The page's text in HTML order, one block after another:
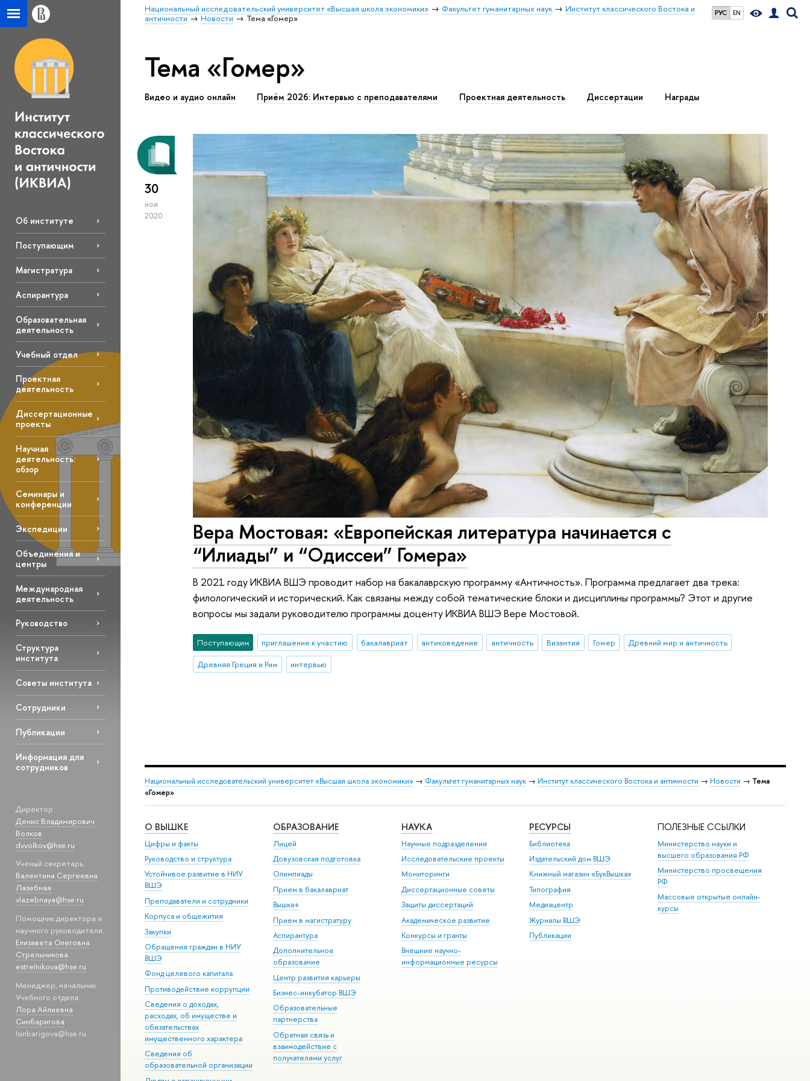
РУС EN
Национальный исследовательский университет «Высшая школа экономики» Факультет гуманитарных наук
Институт классического Востока и
античности
Новости Тема «Гомер»
Об институте
Поступающим
Магистратура
Аспирантура
Образовательная
деятельность
Учебный отдел
Проектная
деятельность
Диссертационные
проекты
Научная
деятельность:
обзор
Семинары и
конференции
Экспедиции
Объединения и
центры
Международная
деятельность
Руководство
Структура
института
Советы института
Сотрудники
Публикации
Информация для
сотрудников
Директор:
Денис Владимирович
Волков
dvvolkov@hse.ru
Ученый секретарь:
Валентина Сергеевна
Лазебная
vlazebnaya@hse.ru
Помощник директора и
научного руководителя:
Елизавета Олеговна
Стрельникова
estrelnikova@hse.ru
Менеджер, начальник
Учебного отдела:
Лора Айлиевна
Синбаригова
lsinbarigova@hse.ru
Тема «Гомер»
Видео и аудио онлайн Приём 2026: Интервью с преподавателями Проектная деятельность Диссертации Награды
30
ноя
2020
Вера Мостовая: «Европейская литература начинается с
“Илиады” и “Одиссеи” Гомера»
В 2021 году ИКВИА ВШЭ проводит набор на бакалаврскую программу «Античность». Программа предлагает два трека:
филологический и исторический. Как связаны между собой тематические блоки и дисциплины программы? Этот и другие
вопросы мы задали руководителю программы доценту ИКВИА ВШЭ Вере Мостовой.
Поступающим приглашение к участию бакалавриат антиковедение античность Византия Гомер
Древний мир и античность
Древняя Греция и Рим
интервью
Национальный исследовательский университет «Высшая школа экономики» → Факультет гуманитарных наук → Институт классического Востока и античности → Новости → Тема
«Гомер»
О ВЫШКЕ
Цифры и факты
Руководство и структура
Устойчивое развитие в НИУ
ВШЭ
Преподаватели и сотрудники
Корпуса и общежития
Закупки
Обращения граждан в НИУ
ВШЭ
Фонд целевого капитала
Противодействие коррупции
Сведения о доходах,
расходах, об имуществе и
обязательствах
имущественного характера
Сведения об
образовательной организации
ОБРАЗОВАНИЕ
Лицей
Довузовская подготовка
Олимпиады
Прием в бакалавриат
Вышка+
Прием в магистратуру
Аспирантура
Дополнительное
образование
Центр развития карьеры
Бизнес-инкубатор ВШЭ
Образовательные
партнерства
Обратная связь и
взаимодействие с
получателями услуг
НАУКА
Научные подразделения
Исследовательские проекты
Мониторинги
Диссертационные советы
Защиты диссертаций
Академическое развитие
Конкурсы и гранты
Внешние научно-
информационные ресурсы
РЕСУРСЫ
Библиотека
Издательский дом ВШЭ
Книжный магазин «БукВышка»
Типография
Медиацентр
Журналы ВШЭ
Публикации
ПОЛЕЗНЫЕ ССЫЛКИ
Министерство науки и
высшего образования РФ
Министерство просвещения
РФ
Массовые открытые онлайн-
курсы